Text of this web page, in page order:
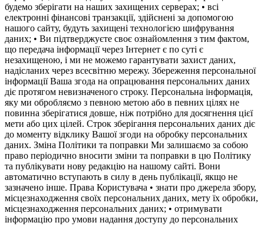
будемо зберігати на наших захищених серверах; • всі
електронні фінансові транзакції, здійснені за допомогою
нашого сайту, будуть захищені технологією шифрування
даних; • Ви підтверджуєте своє ознайомлення з тим фактом,
що передача інформації через Інтернет є по суті є
незахищеною, і ми не можемо гарантувати захист даних,
надісланих через всесвітню мережу. Збереження персональної
інформації Ваша згода на опрацювання персональних даних
діє протягом невизначеного строку. Персональна інформація,
яку ми обробляємо з певною метою або в певних цілях не
повинна зберігатися довше, ніж потрібно для досягнення цієї
мети або цих цілей. Строк зберігання персональних даних діє
до моменту відклику Вашої згоди на обробку персональних
даних. Зміна Політики та поправки Ми залишаємо за собою
право періодично вносити зміни та поправки в цю Політику
та публікувати нову редакцію на нашому сайті. Вони
автоматично вступають в силу в день публікації, якщо не
зазначено інше. Права Користувача • знати про джерела збору,
місцезнаходження своїх персональних даних, мету їх обробки,
місцезнаходження персональних даних; • отримувати
інформацію про умови надання доступу до персональних